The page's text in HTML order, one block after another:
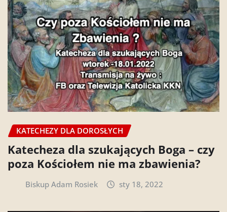
KATECHEZY DLA DOROSŁYCH
Katecheza dla szukających Boga – czy
poza Kościołem nie ma zbawienia?
Biskup Adam Rosiek sty 18, 2022